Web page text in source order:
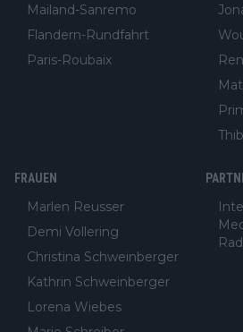
Mailand-Sanremo
Flandern-Rundfahrt
Paris-Roubaix
FRAUEN
Marlen Reusser
Demi Vollering
Christina Schweinberger
Kathrin Schweinberger
Lorena Wiebes